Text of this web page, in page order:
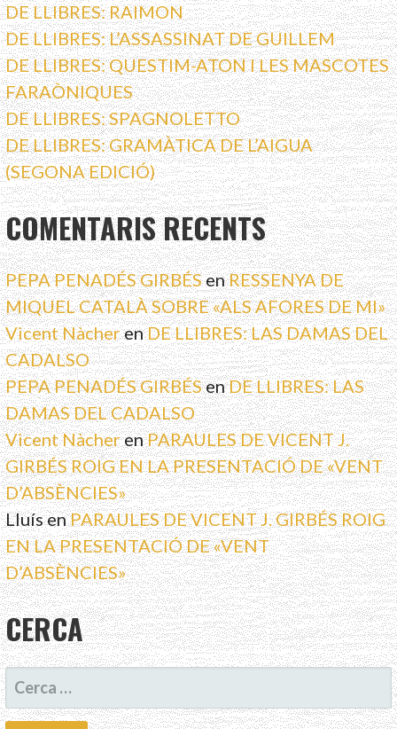
DE LLIBRES: RAIMON
DE LLIBRES: L’ASSASSINAT DE GUILLEM
DE LLIBRES: QUESTIM-ATON I LES MASCOTES
FARAÒNIQUES
DE LLIBRES: SPAGNOLETTO
DE LLIBRES: GRAMÀTICA DE L’AIGUA
(SEGONA EDICIÓ)
COMENTARIS RECENTS
PEPA PENADÉS GIRBÉSenRESSENYA DE
MIQUEL CATALÀ SOBRE «ALS AFORES DE MI»
Vicent NàcherenDE LLIBRES: LAS DAMAS DEL
CADALSO
PEPA PENADÉS GIRBÉSenDE LLIBRES: LAS
DAMAS DEL CADALSO
Vicent NàcherenPARAULES DE VICENT J.
GIRBÉS ROIG EN LA PRESENTACIÓ DE «VENT
D’ABSÈNCIES»
LluísenPARAULES DE VICENT J. GIRBÉS ROIG
EN LA PRESENTACIÓ DE «VENT
D’ABSÈNCIES»
CERCA
CERCA: